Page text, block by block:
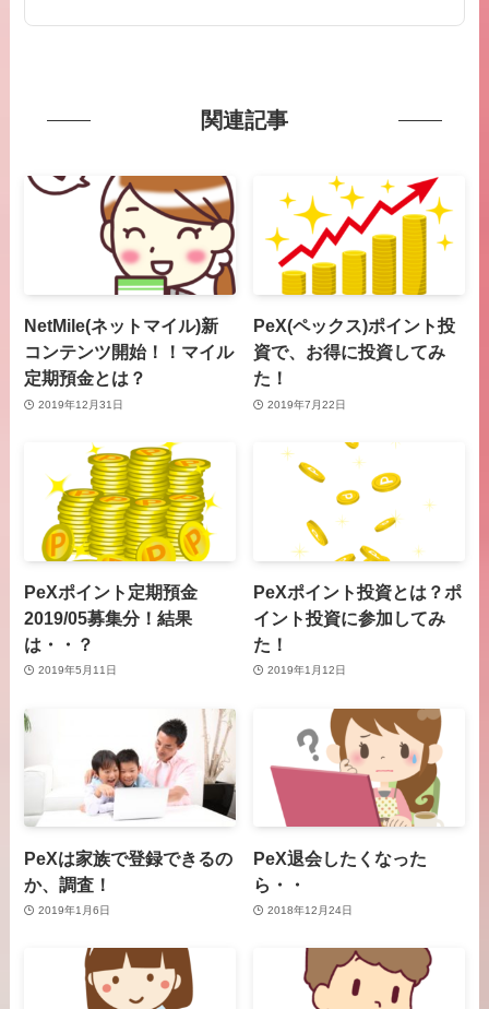
関連記事
NetMile(ネットマイル)新
コンテンツ開始！！マイル
定期預金とは？
2019年12月31日
PeX(ペックス)ポイント投
資で、お得に投資してみ
た！
2019年7月22日
PeXポイント定期預金
2019/05募集分！結果
は・・？
2019年5月11日
PeXポイント投資とは？ポ
イント投資に参加してみ
た！
2019年1月12日
PeXは家族で登録できるの
か、調査！
2019年1月6日
PeX退会したくなった
ら・・
2018年12月24日